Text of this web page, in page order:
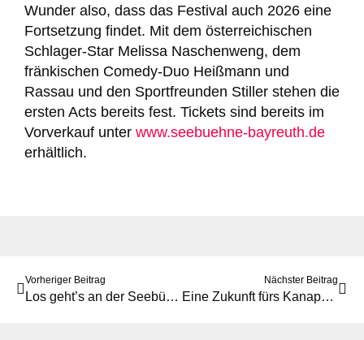
Wunder also, dass das Festival auch 2026 eine
Fortsetzung findet. Mit dem österreichischen
Schlager-Star Melissa Naschenweng, dem
fränkischen Comedy-Duo Heißmann und
Rassau und den Sportfreunden Stiller stehen die
ersten Acts bereits fest. Tickets sind bereits im
Vorverkauf unter www.seebuehne-bayreuth.de
erhältlich.
Vorheriger Beitrag
Los geht’s an der Seebühne: Alle Infos zum Festival
Nächster Beitrag
Eine Zukunft fürs Kanapee